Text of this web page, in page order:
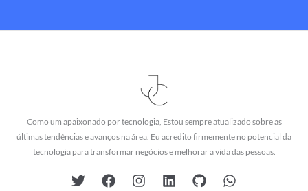
Como um apaixonado por tecnologia, Estou sempre atualizado sobre as
últimas tendências e avanços na área. Eu acredito firmemente no potencial da
tecnologia para transformar negócios e melhorar a vida das pessoas.